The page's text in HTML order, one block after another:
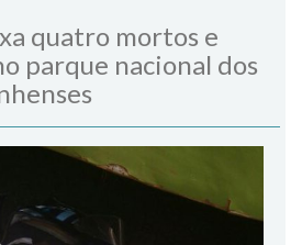
quatro mortos e
parque nacional dos